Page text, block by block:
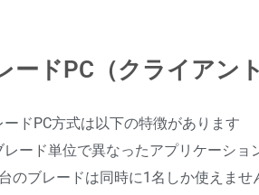
ードPC（クライアン
ードPC方式は以下の特徴があります
レード単位で異なったアプリケーシ
台のブレードは同時に1名しか使えませ